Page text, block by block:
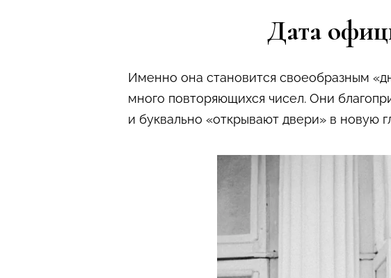
Дата
Именно она становится своеобразным
много повторяющихся чисел. Они
и буквально «открывают двери» в новую